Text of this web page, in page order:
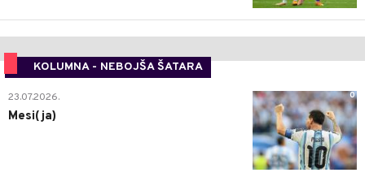
KOLUMNA - NEBOJŠA ŠATARA
0
23.07.2026.
Mesi(ja)